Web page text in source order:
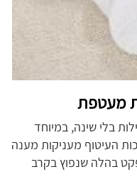
מעטפת
בלי שינה, במיוחד
העיטוף מעניקות מענה
בהלה שנפוץ בקרב